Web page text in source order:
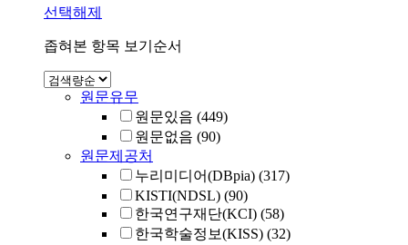
선택해제
좁혀본 항목 보기순서
원문유무
원문있음 (449)
원문없음 (90)
원문제공처
누리미디어(DBpia) (317)
KISTI(NDSL) (90)
한국연구재단(KCI) (58)
한국학술정보(KISS) (32)